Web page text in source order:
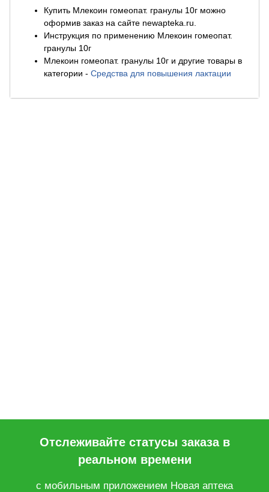
Купить Млекоин гомеопат. гранулы 10г можно
оформив заказ на сайте newapteka.ru.
Инструкция по применению Млекоин гомеопат.
гранулы 10г
Млекоин гомеопат. гранулы 10г и другие товары в
категории - Средства для повышения лактации
Отслеживайте статусы заказа в
реальном времени
с мобильным приложением Новая аптека